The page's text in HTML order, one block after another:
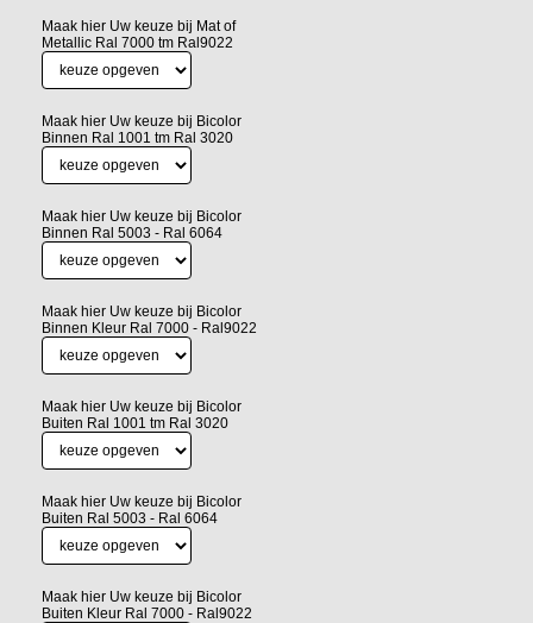
Maak hier Uw keuze bij Mat of
Metallic Ral 7000 tm Ral9022
Maak hier Uw keuze bij Bicolor
Binnen Ral 1001 tm Ral 3020
Maak hier Uw keuze bij Bicolor
Binnen Ral 5003 - Ral 6064
Maak hier Uw keuze bij Bicolor
Binnen Kleur Ral 7000 - Ral9022
Maak hier Uw keuze bij Bicolor
Buiten Ral 1001 tm Ral 3020
Maak hier Uw keuze bij Bicolor
Buiten Ral 5003 - Ral 6064
Maak hier Uw keuze bij Bicolor
Buiten Kleur Ral 7000 - Ral9022